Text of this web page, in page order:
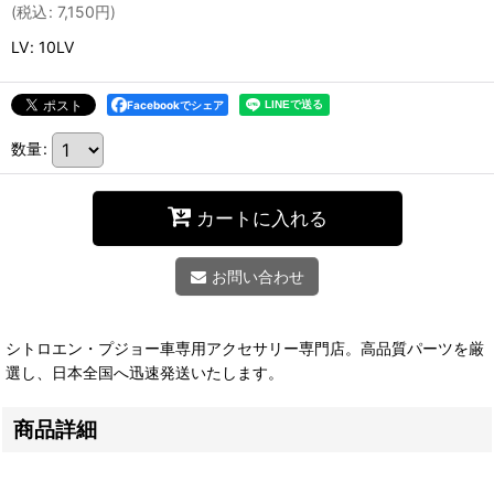
(税込: 7,150円)
LV: 10LV
Facebookでシェア
数量:
カートに入れる
お問い合わせ
シトロエン・プジョー車専用アクセサリー専門店。高品質パーツを厳
選し、日本全国へ迅速発送いたします。
商品詳細